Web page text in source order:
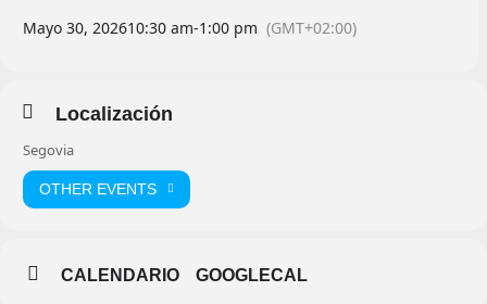
Mayo 30, 202610:30 am-1:00 pm (GMT+02:00)
Localización
Segovia
OTHER EVENTS
CALENDARIO GOOGLECAL